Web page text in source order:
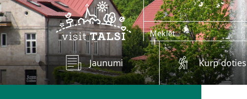
Skip to main content
Jaunumi Kurp doties